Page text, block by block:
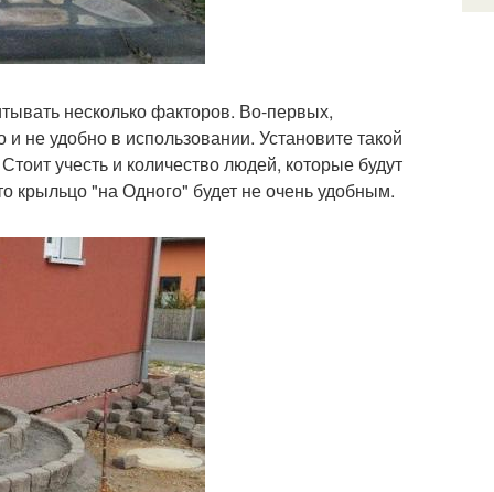
несколько факторов. Во-первых,
не удобно в использовании. Установите такой
учесть и количество людей, которые будут
крыльцо "на Одного" будет не очень удобным.